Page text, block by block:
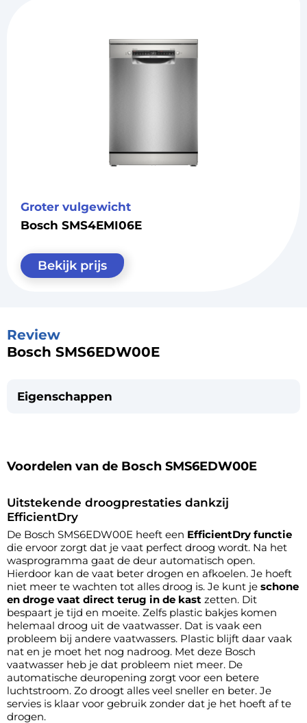
Groter vulgewicht
Bosch SMS4EMI06E
Bekijk prijs
Review
Bosch SMS6EDW00E
Eigenschappen
Voordelen van de Bosch SMS6EDW00E
Uitstekende droogprestaties dankzij
EfficientDry
De Bosch SMS6EDW00E heeft een EfficientDry functie
die ervoor zorgt dat je vaat perfect droog wordt. Na het
wasprogramma gaat de deur automatisch open.
Hierdoor kan de vaat beter drogen en afkoelen. Je hoeft
niet meer te wachten tot alles droog is. Je kunt je schone
en droge vaat direct terug in de kast zetten. Dit
bespaart je tijd en moeite. Zelfs plastic bakjes komen
helemaal droog uit de vaatwasser. Dat is vaak een
probleem bij andere vaatwassers. Plastic blijft daar vaak
nat en je moet het nog nadroog. Met deze Bosch
vaatwasser heb je dat probleem niet meer. De
automatische deuropening zorgt voor een betere
luchtstroom. Zo droogt alles veel sneller en beter. Je
servies is klaar voor gebruik zonder dat je het hoeft af te
drogen.